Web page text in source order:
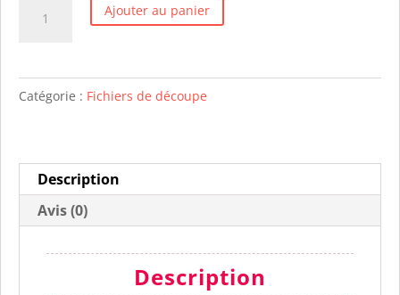
Valentin
-
svg/studio/png/dxf/eps
Ajouter au panier
Catégorie : Fichiers de découpe
Description
Avis (0)
Description